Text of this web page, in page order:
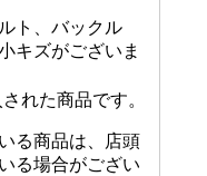
ト、バックル
キズがございま
れた商品です。
る商品は、店頭
る場合がござい